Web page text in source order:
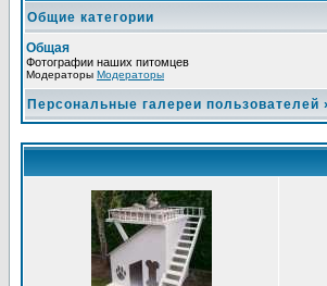
Общие категории
Общая
Фотографии наших питомцев
Модераторы Модераторы
Персональные галереи пользователей